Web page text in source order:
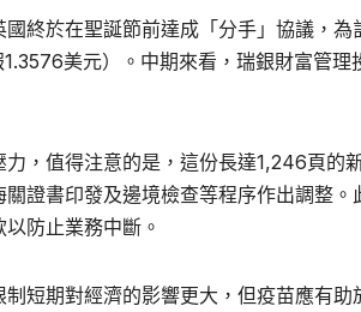
終於在聖誕節前達成「分手」協議，
美元）。中期來看，瑞銀財富管
，值得注意的是，這份長達1,246頁的
證書印發及邊境檢查等程序作出調整
防止業務中斷。
短期對經濟的影響更大，但疫苗應有